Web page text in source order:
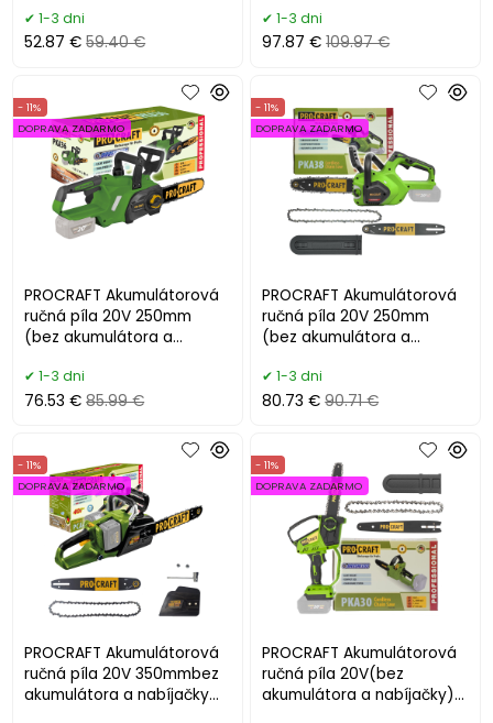
1-3 dni
52.87 € 59.40 €
1-3 dni
97.87 € 109.97 €
PROCRAFT Akumulátorová
ručná píla 20V 250mm
(bez akumulátora a
- 11%
DOPRAVA ZADARMO
1-3 dni
76.53 € 85.99 €
PROCRAFT Akumulátorová
ručná píla 20V 250mm
(bez akumulátora a
- 11%
DOPRAVA ZADARMO
1-3 dni
80.73 € 90.71 €
PROCRAFT Akumulátorová
ručná píla 20V 350mmbez
akumulátora a nabíjačky
- 11%
DOPRAVA ZADARMO
PROCRAFT Akumulátorová
ručná píla 20V(bez
akumulátora a nabíjačky)
- 11%
DOPRAVA ZADARMO